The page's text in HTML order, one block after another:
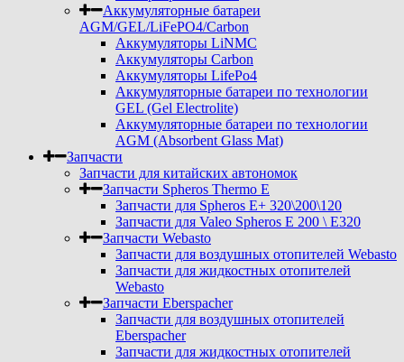
Аккумуляторные батареи
AGM/GEL/LiFePO4/Carbon
Аккумуляторы LiNMC
Аккумуляторы Carbon
Аккумуляторы LifePo4
Аккумуляторные батареи по технологии
GEL (Gel Electrolite)
Аккумуляторные батареи по технологии
AGM (Absorbent Glass Mat)
Запчасти
Запчасти для китайских автономок
Запчасти Spheros Thermo E
Запчасти для Spheros E+ 320\200\120
Запчасти для Valeo Spheros E 200 \ E320
Запчасти Webasto
Запчасти для воздушных отопителей Webasto
Запчасти для жидкостных отопителей
Webasto
Запчасти Eberspacher
Запчасти для воздушных отопителей
Eberspacher
Запчасти для жидкостных отопителей